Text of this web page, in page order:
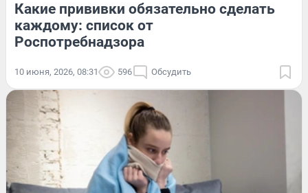
Какие прививки обязательно сделать
каждому: список от
Роспотребнадзора
10 июня, 2026, 08:31 596 Обсудить